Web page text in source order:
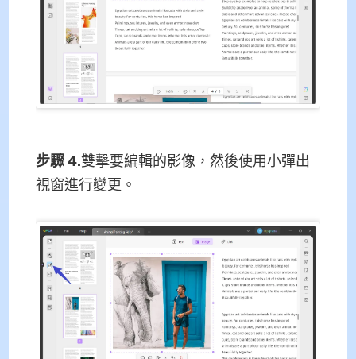
步驟 4.雙擊要編輯的影像，然後使用小彈出
視窗進行變更。